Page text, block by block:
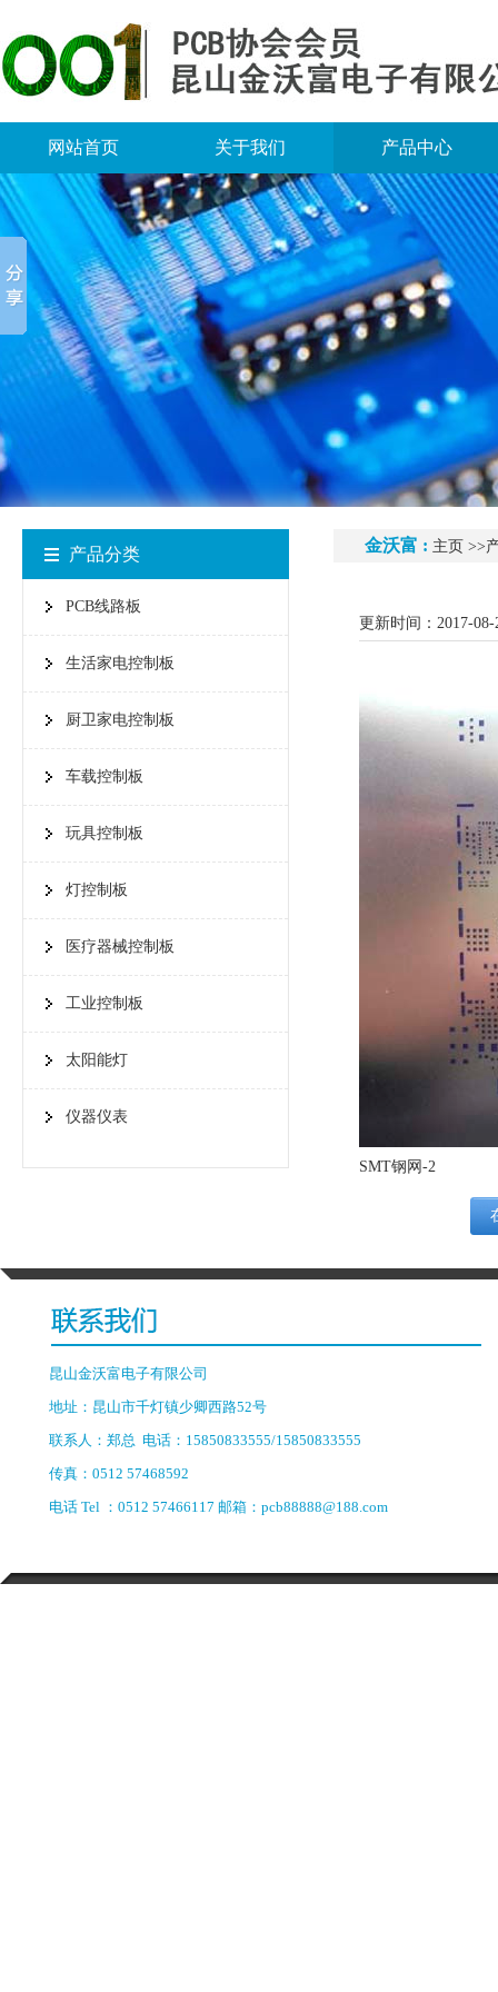
网站首页 关于我们 产品中心
产品分类
PCB线路板
生活家电控制板
厨卫家电控制板
车载控制板
玩具控制板
灯控制板
医疗器械控制板
工业控制板
太阳能灯
仪器仪表
金沃富 : 主页 >>
更新时间：2017-08-
SMT钢网-2
昆山金沃富电子有限公司
地址：昆山市千灯镇少卿西路52号
联系人：郑总 电话：15850833555/15850833555
传真：0512 57468592
电话 Tel ：0512 57466117 邮箱：pcb88888@188.com